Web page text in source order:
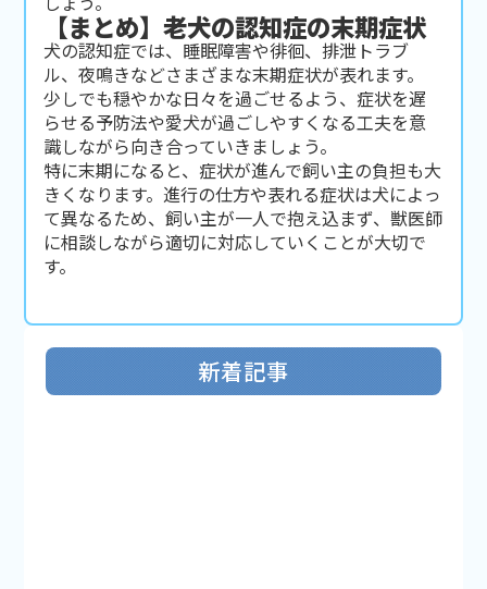
【まとめ】老犬の認知症の末期症状
犬の認知症では、睡眠障害や徘徊、排泄トラブ
ル、夜鳴きなどさまざまな末期症状が表れます。
少しでも穏やかな日々を過ごせるよう、症状を遅
らせる予防法や愛犬が過ごしやすくなる工夫を意
識しながら向き合っていきましょう。
特に末期になると、症状が進んで飼い主の負担も大
きくなります。進行の仕方や表れる症状は犬によっ
て異なるため、飼い主が一人で抱え込まず、獣医師
に相談しながら適切に対応していくことが大切で
す。
新着記事